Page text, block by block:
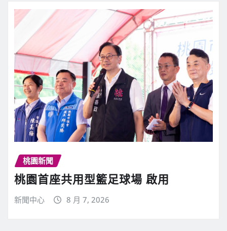
桃園新聞
桃園首座共用型籃足球場 啟用
新聞中心 8 月 7, 2026